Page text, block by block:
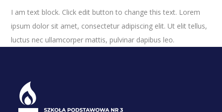
I am text block. Click edit button to change this text. Lorem
ipsum dolor sit amet, consectetur adipiscing elit. Ut elit tellus,
luctus nec ullamcorper mattis, pulvinar dapibus leo.